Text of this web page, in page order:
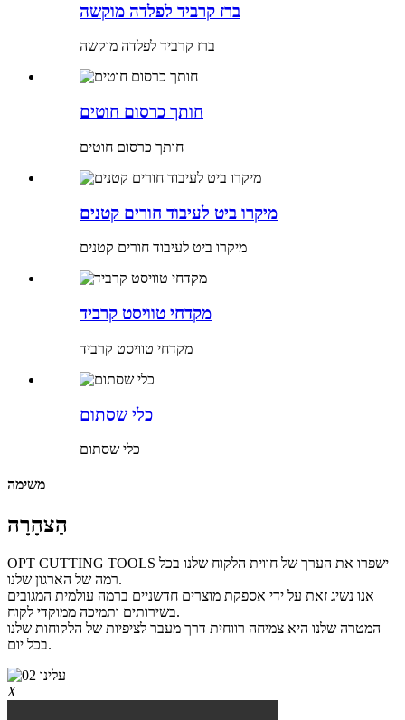
ברז קרביד לפלדה מוקשה
ברז קרביד לפלדה מוקשה
חותך כרסום חוטים
חותך כרסום חוטים
מיקרו ביט לעיבוד חורים קטנים
מיקרו ביט לעיבוד חורים קטנים
מקדחי טוויסט קרביד
מקדחי טוויסט קרביד
כלי שסתום
כלי שסתום
משימה
הַצהָרָה
OPT CUTTING TOOLS ישפרו את הערך של חווית הלקוח שלנו בכל
רמה של הארגון שלנו.
אנו נשיג זאת על ידי אספקת מוצרים חדשניים ברמה עולמית המגובים
בשירותים ותמיכה ממוקדי לקוח.
המטרה שלנו היא צמיחה רווחית דרך מעבר לציפיות של הלקוחות שלנו
בכל יום.
X